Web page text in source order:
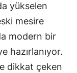
yükselen
mesire
modern bir
hazırlanıyor.
dikkat çeken